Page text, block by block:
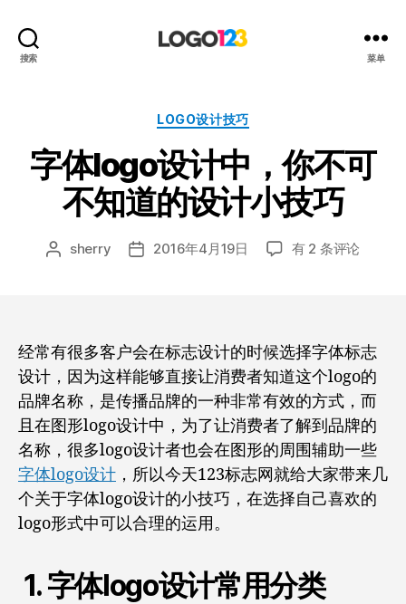
搜索
设
计
博
客
菜单
分
LOGO设计技巧
字体logo设计中，你不可
不知道的设计小技巧
文 sherry
发 2016年4月19日
字
中，
你
不
可
不
知
道
的
设
巧
有 2 条评论
经常有很多客户会在标志设计的时候选择字体标志
设计，因为这样能够直接让消费者知道这个logo的
品牌名称，是传播品牌的一种非常有效的方式，而
且在图形logo设计中，为了让消费者了解到品牌的
名称，很多logo设计者也会在图形的周围辅助一些
字体logo设计 ，所以今天123标志网就给大家带来几
个关于字体logo设计的小技巧，在选择自己喜欢的
logo形式中可以合理的运用。
1. 字体logo设计常用分类